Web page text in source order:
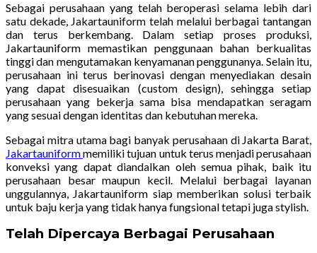
Sebagai perusahaan yang telah beroperasi selama lebih dari
satu dekade, Jakartauniform telah melalui berbagai tantangan
dan terus berkembang. Dalam setiap proses produksi,
Jakartauniform memastikan penggunaan bahan berkualitas
tinggi dan mengutamakan kenyamanan penggunanya. Selain itu,
perusahaan ini terus berinovasi dengan menyediakan desain
yang dapat disesuaikan (custom design), sehingga setiap
perusahaan yang bekerja sama bisa mendapatkan seragam
yang sesuai dengan identitas dan kebutuhan mereka.
Sebagai mitra utama bagi banyak perusahaan di Jakarta Barat,
Jakartauniformmemiliki tujuan untuk terus menjadi perusahaan
konveksi yang dapat diandalkan oleh semua pihak, baik itu
perusahaan besar maupun kecil. Melalui berbagai layanan
unggulannya, Jakartauniform siap memberikan solusi terbaik
untuk baju kerja yang tidak hanya fungsional tetapi juga stylish.
Telah Dipercaya Berbagai Perusahaan